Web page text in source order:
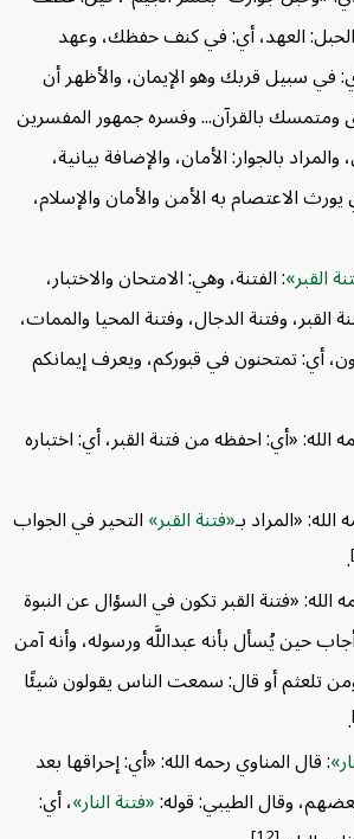
العهد، أي: في كنف حفظك، وعهد
سبيل قربك وهو الإيمان، والأظهر أن
ومتمسك بالقرآن... وفسره جمهور المفسرين
بالجوار: الأمان، والإضافة بيانية،
الاعتصام به الأمن والأمان والإسلام،
: الفتنة، وهي: الامتحان والاختبار،
وفتنة الدجال، وفتنة المحيا والممات،
أي: تمتحنون في قبوركم، ويعرف إيمانكم
«أي: احفظه من فتنة القبر، أي: اختباره
«المراد بـ فتنة القبر التحير في الجواب
«فتنة القبر تكون في السؤال عن النبوة
حين يُسأل بأنه عبداللَّه ورسوله، وأنه آمن
تلعثم أو قال: سمعت الناس يقولون شيئًا
: قال المناوي رحمه الله: «أي: إحراقها بعد
وقال الطيبي: قوله: فتنة النار ، أي: